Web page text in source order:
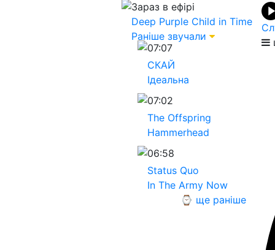
Зараз в ефірі
Deep Purple Child in Time
Раніше звучали
07:07
СКАЙ
Ідеальна
07:02
The Offspring
Hammerhead
06:58
Status Quo
In The Army Now
⌚ ще раніше